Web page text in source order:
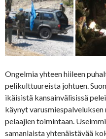
Ongelmia yhteen hiileen
pelikulttuureista johtuen.
ikäisistä kansainvälisissä
käynyt
pelaajien toimintaan.
samanlaista yhtenäistävää